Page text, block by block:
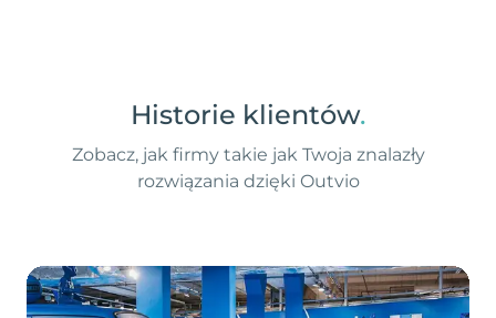
Historie klientów.
Zobacz, jak firmy takie jak Twoja znalazły
rozwiązania dzięki Outvio